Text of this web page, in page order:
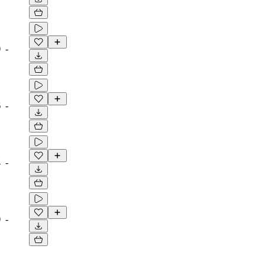
-
-
-
-